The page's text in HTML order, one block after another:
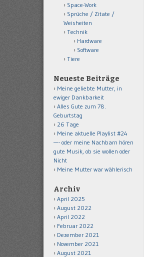
Space-Work
Sprüche / Zitate /
Weisheiten
Technik
Hardware
Software
Tiere
Neueste Beiträge
Meine geliebte Mutter, in
ewiger Dankbarkeit
Alles Gute zum 78.
Geburtstag
26 Tage
Meine aktuelle Playlist #24
—- oder meine Nachbarn hören
gute Musik, ob sie wollen oder
Nicht
Meine Mutter war wählerisch
Archiv
April 2025
August 2022
April 2022
Februar 2022
Dezember 2021
November 2021
August 2021